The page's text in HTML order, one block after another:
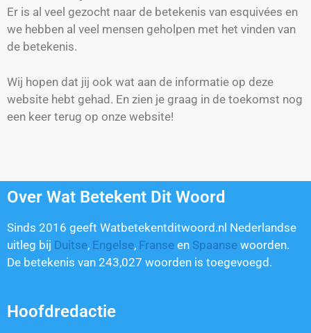
Er is al veel gezocht naar de betekenis van esquivées en
we hebben al veel mensen geholpen met het vinden van
de betekenis.
Wij hopen dat jij ook wat aan de informatie op deze
website hebt gehad. En zien je graag in de toekomst nog
een keer terug op onze website!
Over Wat Betekent Dit Woord
Sinds 2016 geeft Watbetekentditwoord.nl Nederlandse
uitleg bij Duitse, Engelse, Franse en Spaanse woorden.
De betekenis van 243,027 woorden is toegevoegd.
Hoofdredactie